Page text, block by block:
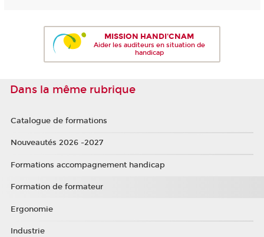
MISSION HANDI'CNAM
Aider les auditeurs en situation de
handicap
Dans la même rubrique
Catalogue de formations
Nouveautés 2026 -2027
Formations accompagnement handicap
Formation de formateur
Ergonomie
Industrie